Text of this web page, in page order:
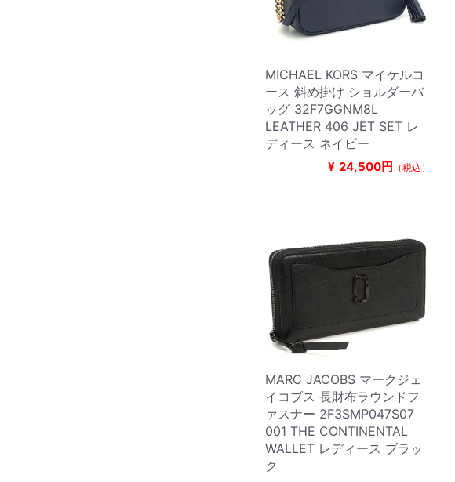
MICHAEL KORS マイケルコ
ース 斜め掛け ショルダーバ
ッグ 32F7GGNM8L
LEATHER 406 JET SET レ
ディース ネイビー
¥ 24,500円 （税込）
MARC JACOBS マークジェ
イコブス 長財布ラウンドフ
ァスナー 2F3SMP047S07
001 THE CONTINENTAL
WALLET レディース ブラッ
ク